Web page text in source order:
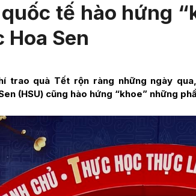
tế hào hứng
Sen
trao quà Tết rộn ràng những ngày
(HSU) cũng hào hứng “khoe” những